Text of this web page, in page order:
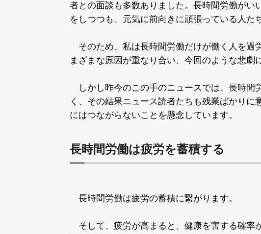
者との面談も多数ありました。長時間労働がい
をしつつも、元気に前向きに頑張っている人た
そのため、私は長時間労働だけが働く人を過
まざまな原因が重なり合い、今回のような悲劇
しかし昨今のこの手のニュースでは、長時間
く、その結果ニュース読者たちも残業ばかり
にはつながらないことを懸念しています。
長時間労働は疲労を蓄積する
長時間労働は疲労の蓄積に繋がります。
そして、疲労が高まると、健康を害する確率